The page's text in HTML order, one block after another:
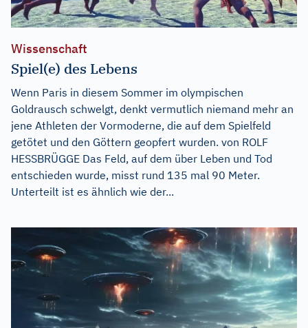
Wissenschaft
Spiel(e) des Lebens
Wenn Paris in diesem Sommer im olympischen
Goldrausch schwelgt, denkt vermutlich niemand mehr an
jene Athleten der Vormoderne, die auf dem Spielfeld
getötet und den Göttern geopfert wurden. von ROLF
HESSBRÜGGE Das Feld, auf dem über Leben und Tod
entschieden wurde, misst rund 135 mal 90 Meter.
Unterteilt ist es ähnlich wie der...